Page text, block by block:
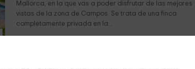
Mallorca, en la que vas a poder disfrutar de las mejores
vistas de la zona de Campos. Se trata de una finca
completamente privada en la...